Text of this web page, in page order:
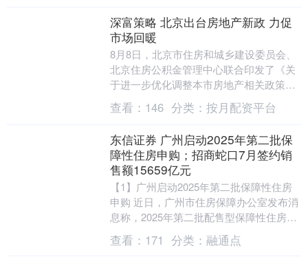
深富策略 北京出台房地产新政 力促
市场回暖
8月8日，北京市住房和城乡建设委员会、
北京住房公积金管理中心联合印发了《关
于进一步优化调整本市房地产相关政策的
通知》，明确京籍居民家庭及在京连续缴
纳社保或个税满....
查看： 146 分类： 按月配资平台
东信证券 广州启动2025年第二批保
障性住房申购；招商蛇口7月签约销
售额15659亿元
【1】广州启动2025年第二批保障性住房
申购 近日，广州市住房保障办公室发布消
息称，2025年第二批配售型保障性住房申
购配售工作正式启动。此次配售涉及黄埔
区的萝....
查看： 171 分类： 融通点